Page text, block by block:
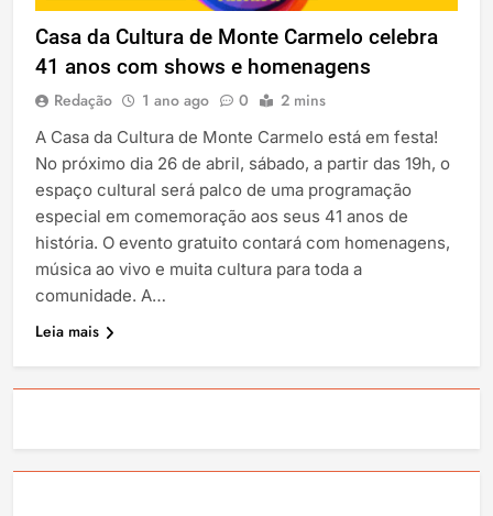
Casa da Cultura de Monte Carmelo celebra
41 anos com shows e homenagens
Redação 1 ano ago 0 2 mins
A Casa da Cultura de Monte Carmelo está em festa!
No próximo dia 26 de abril, sábado, a partir das 19h, o
espaço cultural será palco de uma programação
especial em comemoração aos seus 41 anos de
história. O evento gratuito contará com homenagens,
música ao vivo e muita cultura para toda a
comunidade. A…
Leia mais